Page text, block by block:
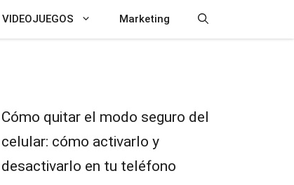
VIDEOJUEGOS Marketing
Cómo quitar el modo seguro del
celular: cómo activarlo y
desactivarlo en tu teléfono